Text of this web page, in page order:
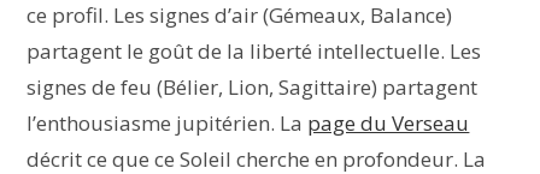
ce profil. Les signes d’air (Gémeaux, Balance)
partagent le goût de la liberté intellectuelle. Les
signes de feu (Bélier, Lion, Sagittaire) partagent
l’enthousiasme jupitérien. La page du Verseau
décrit ce que ce Soleil cherche en profondeur. La